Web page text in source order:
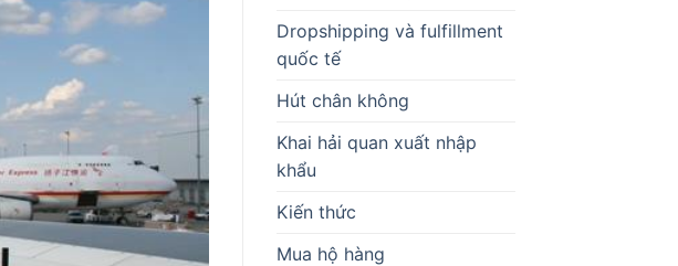
Dropshipping và fulfillment
quốc tế
Hút chân không
Khai hải quan xuất nhập
khẩu
Kiến thức
Mua hộ hàng